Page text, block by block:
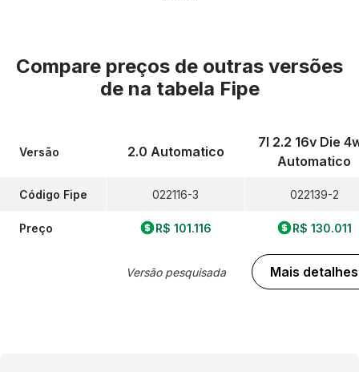
Compare preços de outras versões
de na tabela Fipe
Versão
Código Fipe
Preço
2.0 Automatico
022116-3
R$ 101.116
Versão pesquisada
7l 2.2 16v Die
Automatico
022139-2
R$ 130.011
Mais detalhes